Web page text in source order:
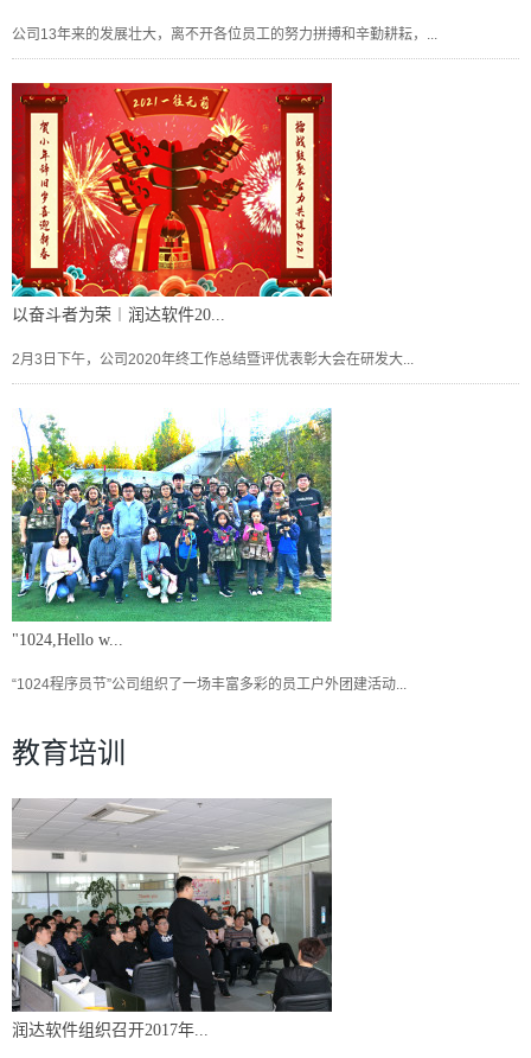
公司13年来的发展壮大，离不开各位员工的努力拼搏和辛勤耕耘，...
以奋斗者为荣︱润达软件20...
2月3日下午，公司2020年终工作总结暨评优表彰大会在研发大...
"1024,Hello w...
“1024程序员节”公司组织了一场丰富多彩的员工户外团建活动...
教育培训
润达软件组织召开2017年...